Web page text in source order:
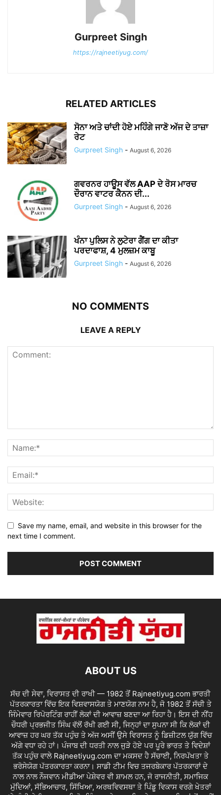
Gurpreet Singh
https://rajneetiyug.com/
RELATED ARTICLES
ਸੋਨਾ ਅਤੇ ਚਾਂਦੀ ਹੋਏ ਮਹਿੰਗੇ ਜਾਣੋ ਅੱਜ ਦੇ ਤਾਜ਼ਾ
ਰੇਟ
Gurpreet Singh - August 6, 2026
ਗਵਰਨਰ ਹਾਊਸ ਵੱਲ AAP ਦੇ ਰੋਸ ਮਾਰਚ
ਦੌਰਾਨ ਵਾਟਰ ਕੈਨਨ ਦੀ...
Gurpreet Singh - August 6, 2026
ਖੰਨਾ ਪੁਲਿਸ ਨੇ ਲੁਟੇਰਾ ਗੈਂਗ ਦਾ ਕੀਤਾ
ਪਰਦਾਫਾਸ਼, 4 ਮੁਲਜ਼ਮ ਕਾਬੂ
Gurpreet Singh - August 6, 2026
NO COMMENTS
LEAVE A REPLY
Save my name, email, and website in this browser for the
next time I comment.
ABOUT US
ਸੱਚ ਦੀ ਸੇਵਾ, ਵਿਰਾਸਤ ਦੀ ਰਾਖੀ — 1982 ਤੋਂ Rajneetiyug.com ਭਾਰਤੀ
ਪੱਤਰਕਾਰਤਾ ਵਿੱਚ ਇਕ ਵਿਸ਼ਵਾਸਯੋਗ ਤੇ ਮਾਣਯੋਗ ਨਾਮ ਹੈ, ਜੋ 1982 ਤੋਂ ਸੱਚੀ ਤੇ
ਜਿੰਮੇਵਾਰ ਰਿਪੋਰਟਿੰਗ ਰਾਹੀਂ ਲੋਕਾਂ ਦੀ ਆਵਾਜ਼ ਬਣਦਾ ਆ ਰਿਹਾ ਹੈ। ਇਸ ਦੀ ਨੀਂਹ
ਚੌਧਰੀ ਪ੍ਰਭਜੀਤ ਸਿੰਘ ਵੱਲੋਂ ਰੱਖੀ ਗਈ ਸੀ, ਜਿਨ੍ਹਾਂ ਦਾ ਸੁਪਨਾ ਸੀ ਕਿ ਲੋਕਾਂ ਦੀ
ਆਵਾਜ਼ ਹਰ ਘਰ ਤੱਕ ਪਹੁੰਚ ਤੇ ਅੱਜ ਅਸੀਂ ਉਸੇ ਵਿਰਾਸਤ ਨੂੰ ਡਿਜ਼ੀਟਲ ਯੁੱਗ ਵਿੱਚ
ਅੱਗੇ ਵਧਾ ਰਹੇ ਹਾਂ। ਪੰਜਾਬ ਦੀ ਧਰਤੀ ਨਾਲ ਜੁੜੇ ਹੋਏ ਪਰ ਪੂਰੇ ਭਾਰਤ ਤੇ ਵਿਦੇਸ਼ਾਂ
ਤੱਕ ਪਹੁੰਚ ਵਾਲੇ Rajneetiyug.com ਦਾ ਮਕਸਦ ਹੈ ਸੱਚਾਈ, ਨਿਰਪੱਖਤਾ ਤੇ
ਭਰੋਸੇਯੋਗ ਪੱਤਰਕਾਰਤਾ ਕਰਨਾ। ਸਾਡੀ ਟੀਮ ਵਿਚ ਤਜਰਬੇਕਾਰ ਪੱਤਰਕਾਰਾਂ ਦੇ
ਨਾਲ ਨਾਲ ਨੌਜਵਾਨ ਮੀਡੀਆ ਪੇਸ਼ੇਵਰ ਵੀ ਸ਼ਾਮਲ ਹਨ, ਜੋ ਰਾਜਨੀਤੀ, ਸਮਾਜਿਕ
ਮੁੱਦਿਆਂ, ਸੱਭਿਆਚਾਰ, ਸਿੱਖਿਆ, ਅਰਥਵਿਵਸਥਾ ਤੇ ਪਿੰਡੂ ਵਿਕਾਸ ਵਰਗੇ ਖੇਤਰਾਂ